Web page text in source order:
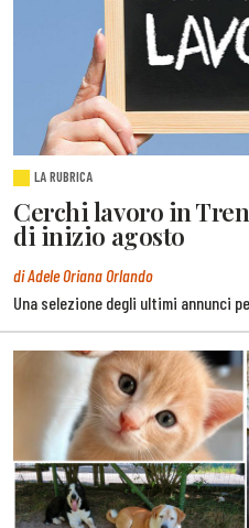
LA RUBRICA
Cerchi lavoro in
di inizio agosto
di Adele Oriana Orlando
Una selezione degli ultimi annunci